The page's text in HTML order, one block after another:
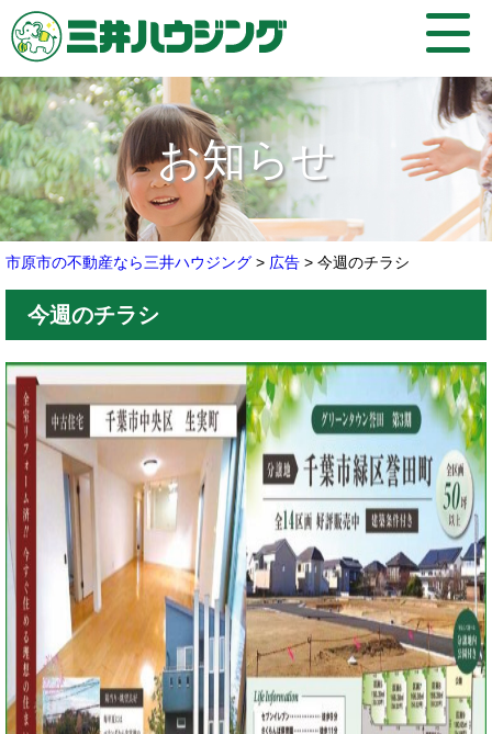
お知らせ
市原市の不動産なら三井ハウジング > 広告 > 今週のチラシ
今週のチラシ